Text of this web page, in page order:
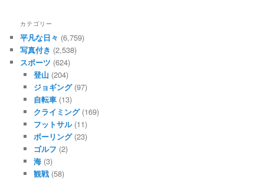
カテゴリー
平凡な日々 (6,759)
写真付き (2,538)
スポーツ (624)
登山 (204)
ジョギング(97)
自転車(13)
クライミング(169)
フットサル(11)
ボーリング(23)
ゴルフ (2)
海(3)
観戦(58)